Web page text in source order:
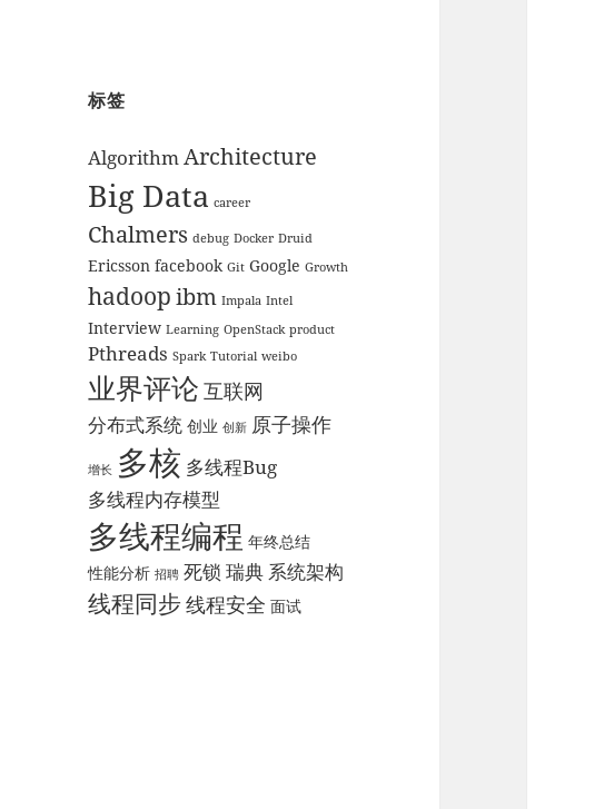
标签
AlgorithmArchitecture
Big Data career
Chalmers debug Docker Druid
Ericsson facebook Git Google Growth
hadoopibm Impala Intel
Interview Learning OpenStack product
Pthreads Spark Tutorial weibo
业界评论 互联网
分布式系统 创业 创新 原子操作
增长 多核 多线程Bug
多线程内存模型
多线程编程 年终总结
性能分析 招聘 死锁 瑞典 系统架构
线程同步线程安全 面试